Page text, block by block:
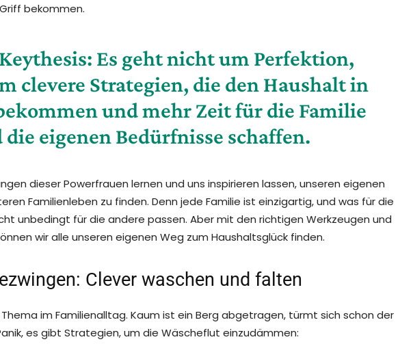
bekommen.
Es geht nicht um Perfektion,
clevere Strategien, die den Haushalt in
und mehr Zeit für die Familie
die eigenen Bedürfnisse schaffen.
dieser Powerfrauen lernen und uns inspirieren lassen, unseren eigenen
Familienleben zu finden. Denn jede Familie ist einzigartig, und was für die
unbedingt für die andere passen. Aber mit den richtigen Werkzeugen und
wir alle unseren eigenen Weg zum Haushaltsglück finden.
Clever waschen und falten
im Familienalltag. Kaum ist ein Berg abgetragen, türmt sich schon der
es gibt Strategien, um die Wäscheflut einzudämmen: